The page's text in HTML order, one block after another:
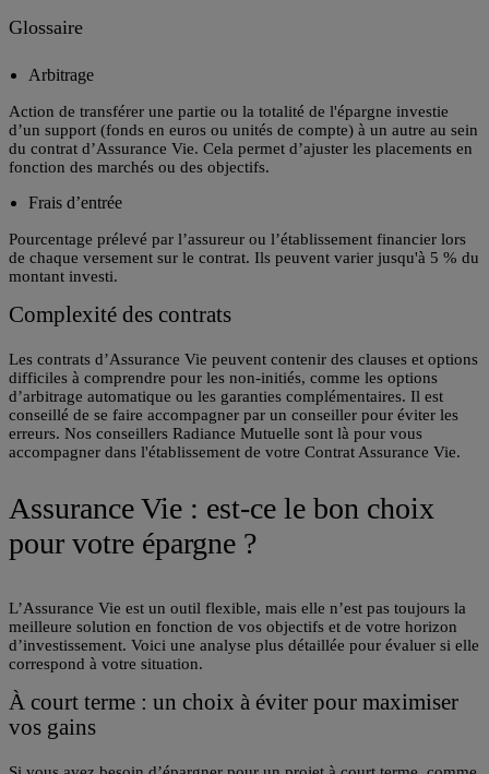
Glossaire
Arbitrage
Action de transférer une partie ou la totalité de l'épargne investie
d’un support (fonds en euros ou unités de compte) à un autre au sein
du contrat d’Assurance Vie. Cela permet d’ajuster les placements en
fonction des marchés ou des objectifs.
Frais d’entrée
Pourcentage prélevé par l’assureur ou l’établissement financier lors
de chaque versement sur le contrat. Ils peuvent varier jusqu'à 5 % du
montant investi.
Complexité des contrats
Les contrats d’Assurance Vie peuvent contenir des clauses et options
difficiles à comprendre pour les non-initiés, comme les options
d’arbitrage automatique ou les garanties complémentaires. Il est
conseillé de se faire accompagner par un conseiller pour éviter les
erreurs. Nos conseillers Radiance Mutuelle sont là pour vous
accompagner dans l'établissement de votre Contrat Assurance Vie.
Assurance Vie : est-ce le bon choix
pour votre épargne ?
L’Assurance Vie est un outil flexible, mais elle n’est pas toujours la
meilleure solution en fonction de vos objectifs et de votre horizon
d’investissement. Voici une analyse plus détaillée pour évaluer si elle
correspond à votre situation.
À court terme : un choix à éviter pour maximiser
vos gains